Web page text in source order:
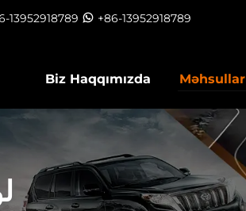
13952918789 +86-13952918789
Biz Haqqımızda Məhsullar